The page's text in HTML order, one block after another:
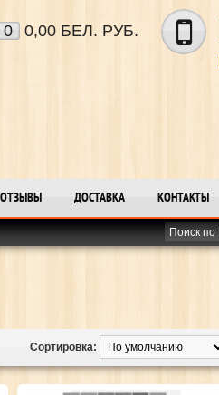
0 0,00 БЕЛ. РУБ.
ОТЗЫВЫ ДОСТАВКА КОНТАКТЫ
Сортировка: